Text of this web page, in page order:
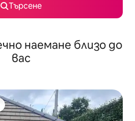
Търсене
наемане близо до
вас
на гостите